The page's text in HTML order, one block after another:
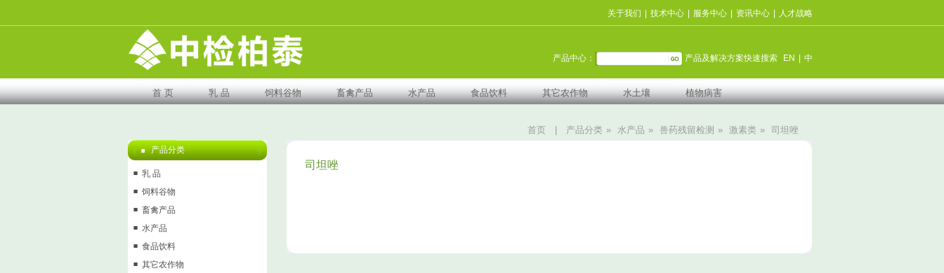
关于我们 技术中心 服务中心 资讯中心 人才战略
产品中心： 产品及解决方案快速搜索 EN 中
首 页 乳 品 饲料谷物 畜禽产品 水产品 食品饮料 其它农作物 水土壤 植物病害
首页 产品分类 » 水产品 » 兽药残留检测 » 激素类 » 司坦唑
产品分类
乳 品
饲料谷物
畜禽产品
水产品
食品饮料
其它农作物
司坦唑